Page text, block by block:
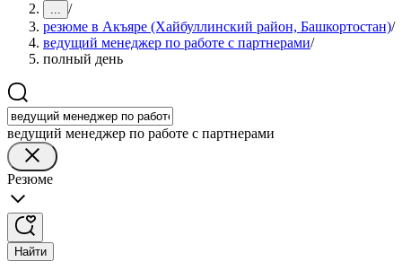
... /
резюме в Акъяре (Хайбуллинский район, Башкортостан)/
ведущий менеджер по работе с партнерами/
полный день
ведущий менеджер по работе с партнерами
Резюме
Найти